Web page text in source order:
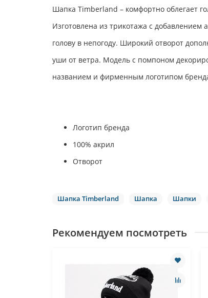
Шапка Timberland – комфортно облегает
Изготовлена из трикотажа с добавлением
голову в непогоду. Широкий отворот
уши от ветра. Модель с помпоном
названием и фирменным логотипом
Логотип бренда
100% акрил
Отворот
Шапка Timberland Шапка Шапки
Рекомендуем посмотреть